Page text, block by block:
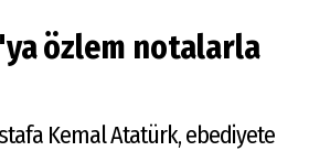
özlem notalarla
Kemal Atatürk, ebediyete